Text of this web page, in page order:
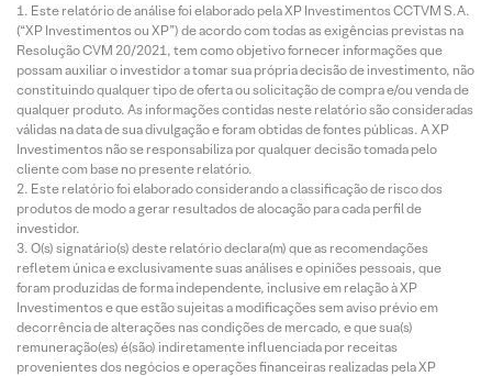
Este relatório de análise foi elaborado pela XP Investimentos CCTVM S.A.
(“XP Investimentos ou XP”) de acordo com todas as exigências previstas na
Resolução CVM 20/2021, tem como objetivo fornecer informações que
possam auxiliar o investidor a tomar sua própria decisão de investimento, não
constituindo qualquer tipo de oferta ou solicitação de compra e/ou venda de
qualquer produto. As informações contidas neste relatório são consideradas
válidas na data de sua divulgação e foram obtidas de fontes públicas. A XP
Investimentos não se responsabiliza por qualquer decisão tomada pelo
cliente com base no presente relatório.
Este relatório foi elaborado considerando a classificação de risco dos
produtos de modo a gerar resultados de alocação para cada perfil de
investidor.
O(s) signatário(s) deste relatório declara(m) que as recomendações
refletem única e exclusivamente suas análises e opiniões pessoais, que
foram produzidas de forma independente, inclusive em relação à XP
Investimentos e que estão sujeitas a modificações sem aviso prévio em
decorrência de alterações nas condições de mercado, e que sua(s)
remuneração(es) é(são) indiretamente influenciada por receitas
provenientes dos negócios e operações financeiras realizadas pela XP